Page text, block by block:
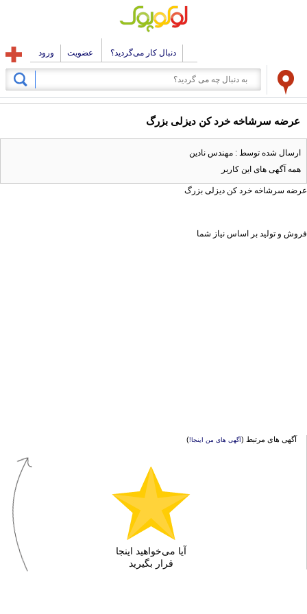
دنبال کار می‌گردید؟ عضویت ورود
عرضه سرشاخه خرد کن دیزلی بزرگ
ارسال شده توسط : مهندس نادین
همه آگهی های این کاربر
عرضه سرشاخه خرد کن دیزلی بزرگ
فروش و تولید بر اساس نیاز شما
آگهی های مرتبط (آگهی های من اینجا!)
آیا می‌خواهید اینجا
قرار بگیرید